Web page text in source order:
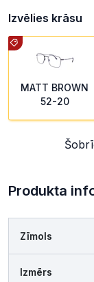
Izvēlies krāsu
MATT BROWN
52-20
Produkta
Zīmols
Izmērs